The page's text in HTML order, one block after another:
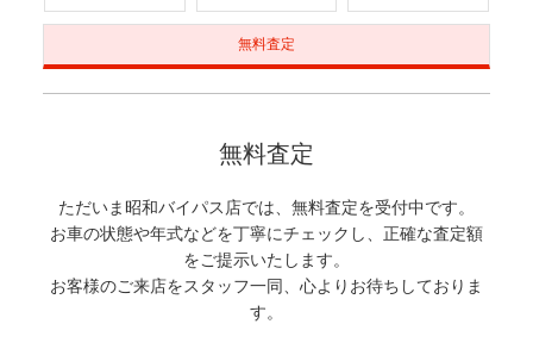
無料査定
無料査定
ただいま昭和バイパス店では、無料査定を受付中です。
お車の状態や年式などを丁寧にチェックし、正確な査定額
をご提示いたします。
お客様のご来店をスタッフ一同、心よりお待ちしておりま
す。